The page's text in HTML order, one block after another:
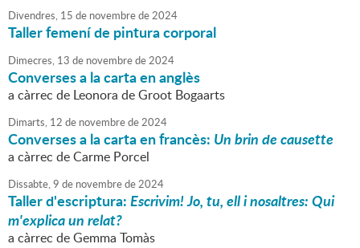
Divendres, 15 de novembrede2024
Taller femení de pintura corporal
Dimecres, 13 de novembrede2024
Converses a la carta en anglès
a càrrec de Leonora de Groot Bogaarts
Dimarts, 12 de novembrede2024
Converses a la carta en francès: Un brin de causette
a càrrec de Carme Porcel
Dissabte,9 de novembrede2024
Taller d'escriptura:Escrivim! Jo, tu, ell i nosaltres: Qui
m'explica un relat?
a càrrec de Gemma Tomàs